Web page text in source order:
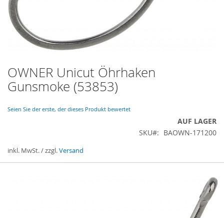
Zum
Anfang
der
springen
OWNER Unicut Öhrhaken
Gunsmoke (53853)
Seien Sie der erste, der dieses Produkt bewertet
AUF LAGER
SKU
BAOWN-171200
inkl. MwSt. / zzgl.Versand